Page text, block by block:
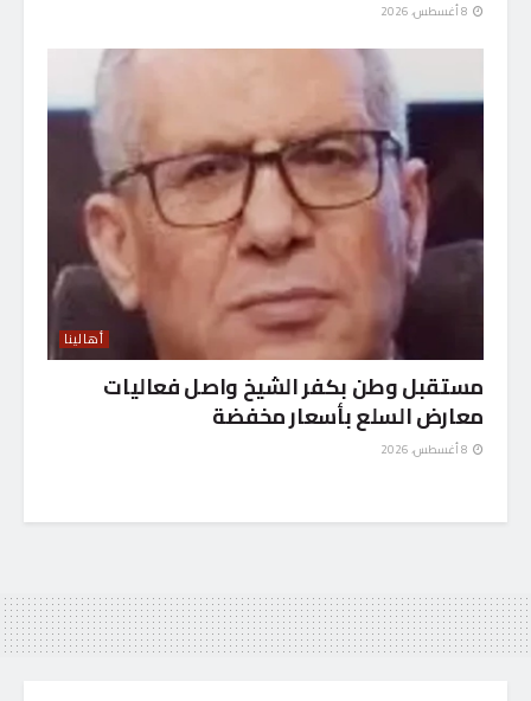
أهالينا
مستقبل وطن بكفر الشيخ واصل فعاليات
معارض السلع بأسعار مخفضة